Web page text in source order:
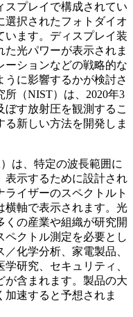
スプレイで構成されてい
選択されたフォトダイオ
います。ディスプレイ装
光パワーが表示されま
ーションなどの戦略的な
に影響するかが検討さ
（NIST）は、2020年3
ぼす放射圧を観測するこ
新しい方法を開発しま
）は、特定の波長範囲に
表示するために設計され
イザーのスペクトルト
横軸で表示されます。光
くの産業や組織が研究開
ペクトル測定を必要とし
化学分析、家電製品、
研究、セキュリティ、
が含まれます。製品の大
速すると予想されま